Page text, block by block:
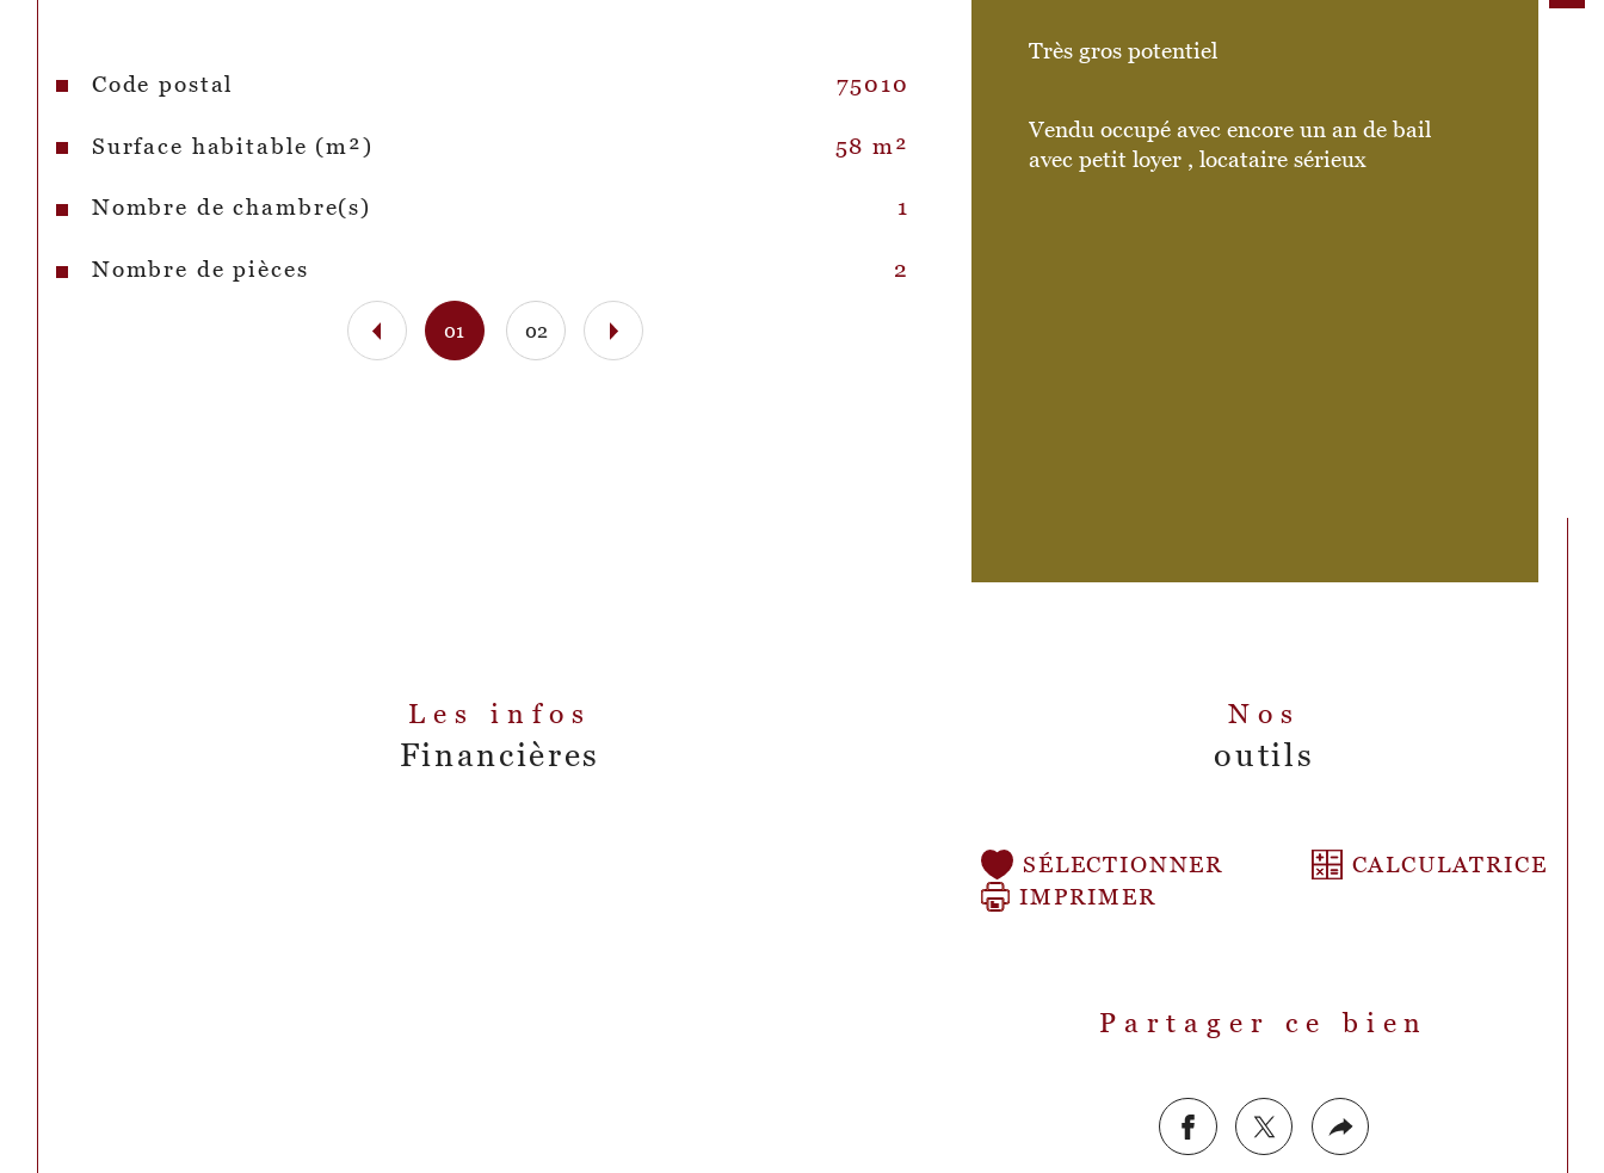
Caractéristiques Valeurs
Code postal 75010
Surface habitable (m²) 58 m²
Nombre de chambre(s) 1
Nombre de pièces 2
01 02
Très gros potentiel
Vendu occupé avec encore un an de bail
avec petit loyer , locataire sérieux
Les infos
Financières
Nos
outils
SÉLECTIONNER
CALCULATRICE
IMPRIMER
Partager ce bien